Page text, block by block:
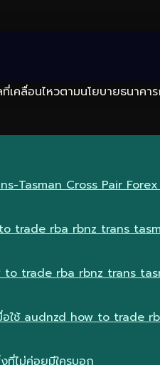
เคลื่อนไหวตามนโยบายธนาคา
Tasman Cross Pair
trade rba rbnz trans
to trade rba rbnz trans
อใช้ audnzd how to trade
ที่ไม่ค่อยมีใครบอก